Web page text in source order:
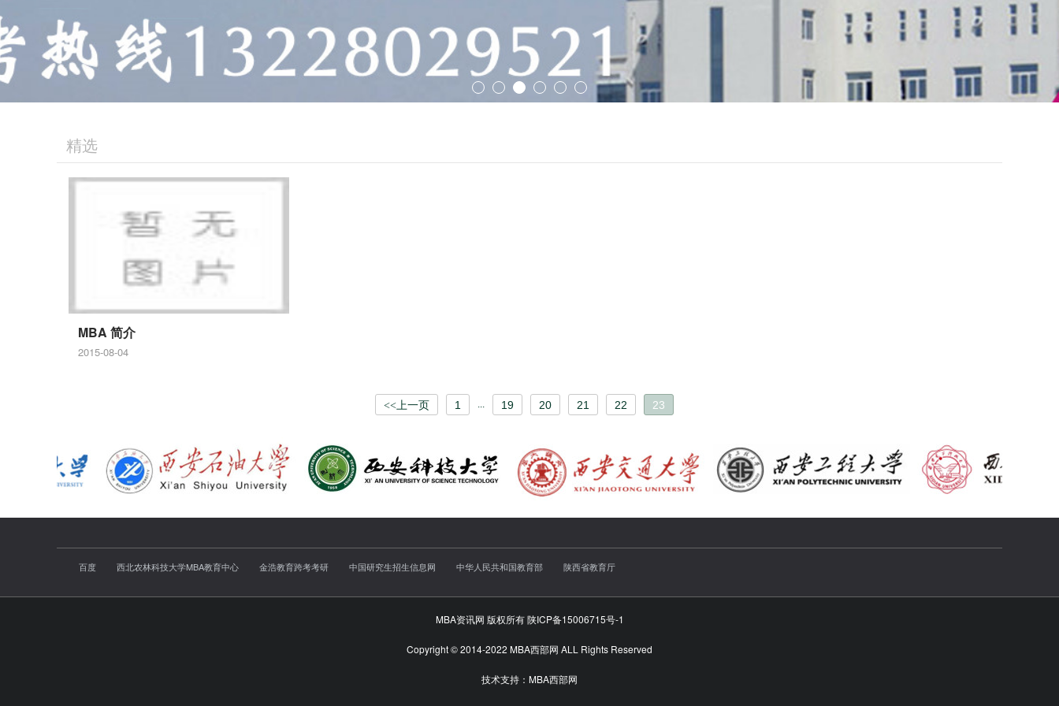
精选
MBA 简介
2015-08-04
<<上一页 1 ... 19 20 21 22 23
百度 西北农林科技大学MBA教育中心 金浩教育跨考考研 中国研究生招生信息网 中华人民共和国教育部 陕西省教育厅
MBA资讯网 版权所有陕ICP备15006715号-1
Copyright © 2014-2022 MBA西部网 ALL Rights Reserved
技术支持： MBA西部网